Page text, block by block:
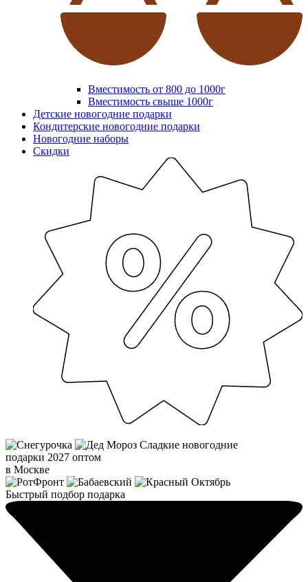
Вместимость от 800 до 1000г
Вместимость свыше 1000г
Детские новогодние подарки
Кондитерские новогодние подарки
Новогодние наборы
Скидки
Сладкие новогодние
подарки 2027 оптом
в Москве
Быстрый подбор подарка